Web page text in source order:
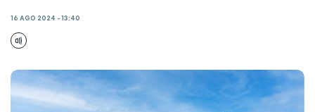
16 AGO 2024 - 13:40